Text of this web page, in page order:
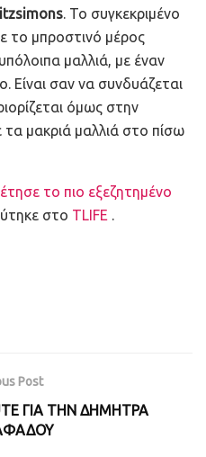
. Το συγκεκριμένο
το μπροστινό μέρος
μαλλιά, με έναν
Είναι σαν να συνδυάζεται
όμως στην
μακριά μαλλιά στο πίσω
το πιο εξεζητημένο
στο TLIFE .
Post
ΓΙΑ ΤΗΝ ΔΗΜΗΤΡΑ